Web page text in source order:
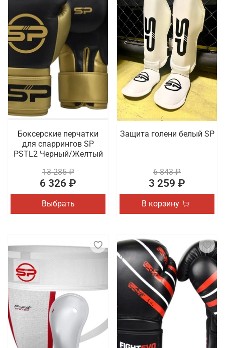
Боксерские перчатки
для спаррингов SP
PSTL2 Черный/Желтый
13 285 ₽
6 326 ₽
Выбрать
Защита голени белый SP
6 843 ₽
3 259 ₽
В корзину